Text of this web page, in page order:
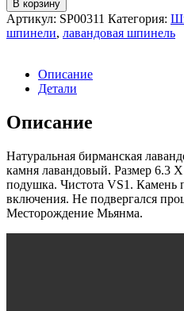
товара
Лавандовая
В корзину
Артикул: SP00311 Категория:
шпинели, лавандовая шпинель
Описание
Детали
Описание
Натуральная бирманская
камня лавандовый. Размер 6.3
подушка. Чистота VS1. Камень
включения. Не подвергался
Месторождение Мьянма.